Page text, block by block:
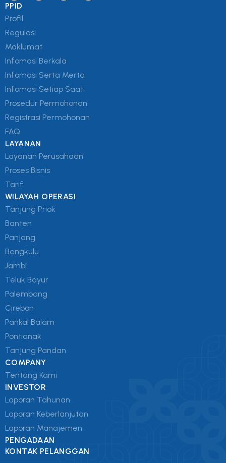
PPID
Profil
Regulasi
Maklumat
Infomasi Berkala
Infomasi Serta Merta
Infomasi Setiap Saat
Prosedur Permohonan
Registrasi Permohonan
FAQ
LAYANAN
Layanan Perusahaan
Proses Bisnis
Tarif
WILAYAH OPERASI
Tanjung Priok
Banten
Panjang
Bengkulu
Jambi
Teluk Bayur
Palembang
Cirebon
Pankal Balam
Pontianak
Tanjung Pandan
COMPANY
Tentang Kami
INVESTOR
Laporan Tahunan
Laporan Keberlanjutan
Laporan Manajemen
PENGADAAN
KONTAK PELANGGAN